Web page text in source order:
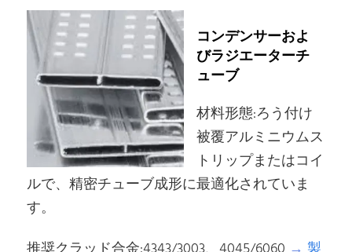
コンデンサーおよ
びラジエーターチ
ューブ
材料形態:ろう付け
被覆アルミニウムス
トリップまたはコイ
ルで、精密チューブ成形に最適化されていま
す。